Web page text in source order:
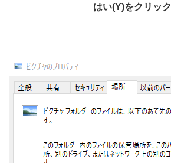
はい(Y)をクリック